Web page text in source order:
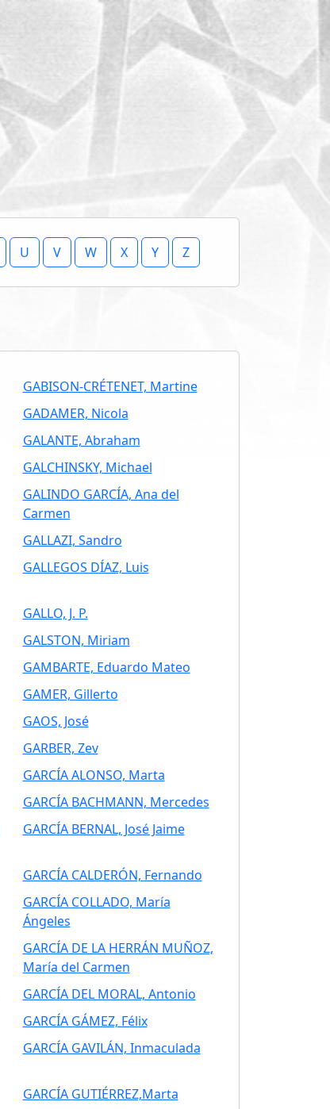
U V W X Y Z
GABISON-CRÉTENET, Martine
GADAMER, Nicola
GALANTE, Abraham
GALCHINSKY, Michael
GALINDO GARCÍA, Ana del
Carmen
GALLAZI, Sandro
GALLEGOS DÍAZ, Luis
GALLO, J. P.
GALSTON, Miriam
GAMBARTE, Eduardo Mateo
GAMER, Gillerto
GAOS, José
GARBER, Zev
GARCÍA ALONSO, Marta
GARCÍA BACHMANN, Mercedes
GARCÍA BERNAL, José Jaime
GARCÍA CALDERÓN, Fernando
GARCÍA COLLADO, María
Ángeles
GARCÍA DE LA HERRÁN MUÑOZ,
María del Carmen
GARCÍA DEL MORAL, Antonio
GARCÍA GÁMEZ, Félix
GARCÍA GAVILÁN, Inmaculada
GARCÍA GUTIÉRREZ,Marta